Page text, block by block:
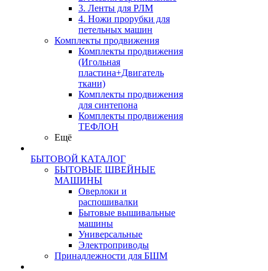
3. Ленты для РЛМ
4. Ножи прорубки для
петельных машин
Комплекты продвижения
Комплекты продвижения
(Игольная
пластина+Двигатель
ткани)
Комплекты продвижения
для синтепона
Комплекты продвижения
ТЕФЛОН
Ещё
БЫТОВОЙ КАТАЛОГ
БЫТОВЫЕ ШВЕЙНЫЕ
МАШИНЫ
Оверлоки и
распошивалки
Бытовые вышивальные
машины
Универсальные
Электроприводы
Принадлежности для БШМ